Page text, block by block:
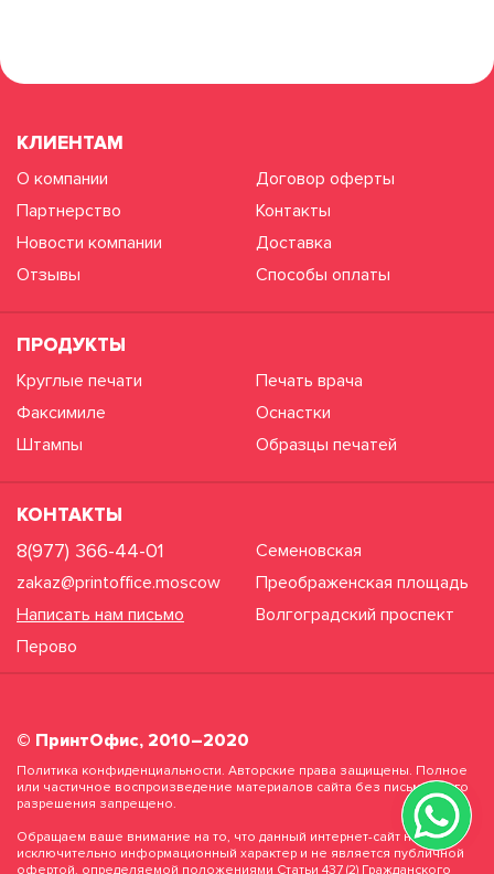
КЛИЕНТАМ
О компании
Партнерство
Новости компании
Отзывы
Договор оферты
Контакты
Доставка
Способы оплаты
ПРОДУКТЫ
Круглые печати
Факсимиле
Штампы
Печать врача
Оснастки
Образцы печатей
КОНТАКТЫ
8(977) 366-44-01
zakaz@printoffice.moscow
Написать нам письмо
Перово
Семеновская
Преображенская площадь
Волгоградский проспект
© ПринтОфис, 2010–2020
Политика конфиденциальности. Авторские права защищены. Полное
или частичное воспроизведение материалов сайта без письменного
разрешения запрещено.
Обращаем ваше внимание на то, что данный интернет-сайт носит
исключительно информационный характер и не является публичной
офертой, определяемой положениями Статьи 437 (2) Гражданского